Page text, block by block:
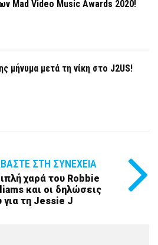
Mad Video Music Awards 2020!
μήνυμα μετά τη νίκη στο J2US!
ΣΤΗ ΣΥΝΈΧΕΙΑ
χαρά του Robbie
και οι δηλώσεις
για τη Jessie J